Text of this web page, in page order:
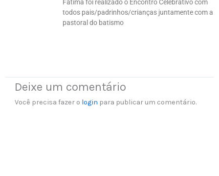
Fátima foi realizado o Encontro Celebrativo com
todos pais/padrinhos/crianças juntamente com a
pastoral do batismo
Deixe um comentário
Você precisa fazer o login para publicar um comentário.